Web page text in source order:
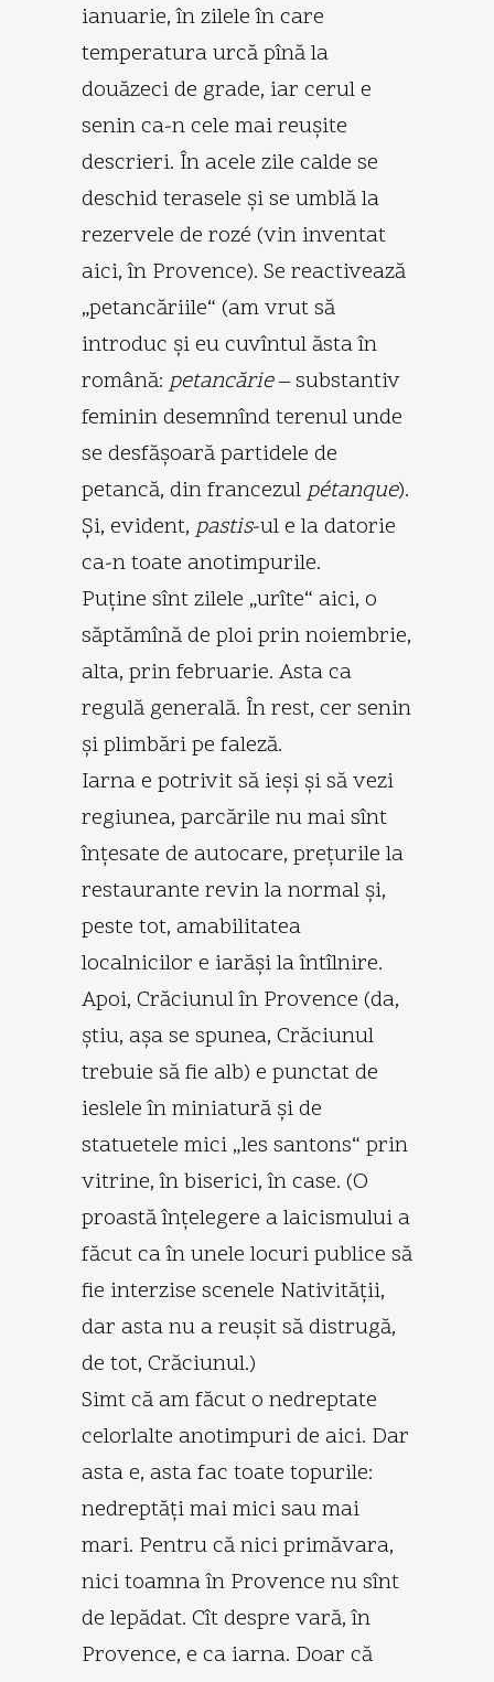
ianuarie, în zilele în care
temperatura urcă pînă la
douăzeci de grade, iar cerul e
senin ca-n cele mai reuşite
descrieri. În acele zile calde se
deschid terasele şi se umblă la
rezervele de rozé (vin inventat
aici, în Provence). Se reactivează
„petancăriile“ (am vrut să
introduc şi eu cuvîntul ăsta în
română: petancărie– substantiv
feminin desemnînd terenul unde
se desfăşoară partidele de
petancă, din francezul pétanque).
Şi, evident, pastis-ul e la datorie
ca-n toate anotimpurile.
Puţine sînt zilele „urîte“ aici, o
săptămînă de ploi prin noiembrie,
alta, prin februarie. Asta ca
regulă generală. În rest, cer senin
şi plimbări pe faleză.
Iarna e potrivit să ieşi şi să vezi
regiunea, parcările nu mai sînt
înţesate de autocare, preţurile la
restaurante revin la normal şi,
peste tot, amabilitatea
localnicilor e iarăşi la întîlnire.
Apoi, Crăciunul în Pro­vence (da,
ştiu, aşa se spunea, Crăciunul
trebuie să fie alb) e punctat de
ieslele în miniatură şi de
statuetele mici „les santons“ prin
vitrine, în biserici, în case. (O
proastă înţelegere a laicismului a
făcut ca în unele locuri publice să
fie interzise scenele Nativităţii,
dar asta nu a reuşit să distrugă,
de tot, Crăciunul.)
Simt că am făcut o nedreptate
celorlalte anotimpuri de aici. Dar
asta e, asta fac toate topurile:
nedreptăţi mai mici sau mai
mari. Pentru că nici primăvara,
nici toamna în Provence nu sînt
de lepădat. Cît despre vară, în
Provence, e ca iarna. Doar că